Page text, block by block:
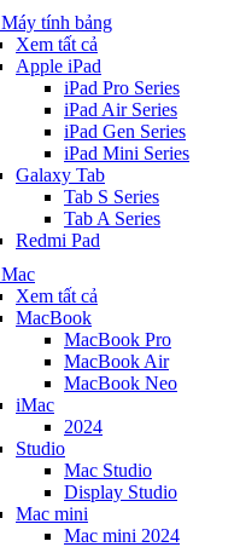
Máy tính bảng
Xem tất cả
Apple iPad
iPad Pro Series
iPad Air Series
iPad Gen Series
iPad Mini Series
Galaxy Tab
Tab S Series
Tab A Series
Redmi Pad
Mac
Xem tất cả
MacBook
MacBook Pro
MacBook Air
MacBook Neo
iMac
2024
Studio
Mac Studio
Display Studio
Mac mini
Mac mini 2024